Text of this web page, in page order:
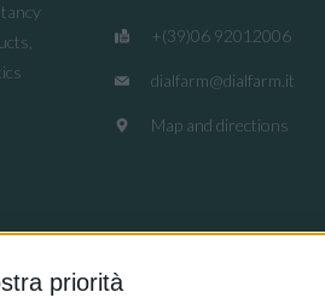
priorità
+(39)06 92012006
dialfarm@dialfarm.it
Map and directions